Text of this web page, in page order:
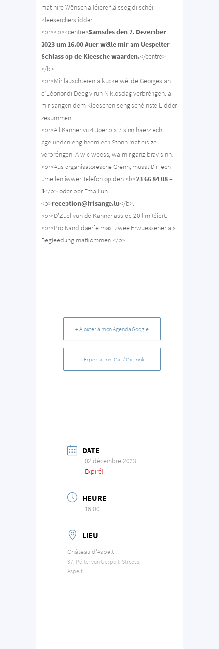
mat hire Wënsch a léiere fläisseg di schéi
Kleesercherslidder.
<br><b><centre>Samsdes den 2. Dezember
2023 um 16.00 Auer wëlle mir am Uespelter
Schlass op de Kleesche waarden.</centre>
</b>
<br>Mir lauschteren a kucke wéi de Georges an
d’Léonor di Deeg virun Niklosdag verbréngen, a
mir sangen dem Kleeschen seng schéinste Lidder
zesummen.
<br>All Kanner vu 4 Joer bis 7 sinn häerzlech
agelueden eng heemlech Stonn mat eis ze
verbréngen. A wie weess, wa mir ganz brav sinn…
<br>Aus organisatoresche Grënn, musst Dir Iech
umellen iwwer Telefon op den <b>23 66 84 08 –
1</b> oder per Email un
<b>reception@frisange.lu</b>.
<br>D’Zuel vun de Kanner ass op 20 limitéiert.
<br>Pro Kand däerfe max. zwee Erwuessener als
Begleedung matkommen.</p>
+ Ajouter à mon Agenda Google
+ Exportation iCal / Outlook
DATE
02 décembre 2023
Expiré!
HEURE
16:00
LIEU
Château d'Aspelt
37, Péiter vun Uespelt-Strooss,
Aspelt